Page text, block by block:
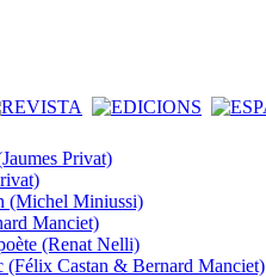
Privat)
(Michel Miniussi)
Manciet)
(Renat Nelli)
(Félix Castan & Bernard Manciet)